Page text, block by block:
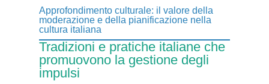
Approfondimento culturale: il valore della
moderazione e della pianificazione nella
cultura italiana
Tradizioni e pratiche italiane che
promuovono la gestione degli
impulsi